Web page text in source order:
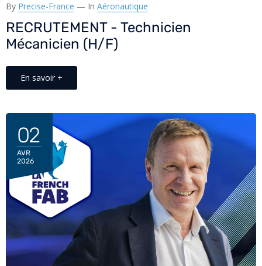
By Precise-France — In Aéronautique
RECRUTEMENT - Technicien
Mécanicien (H/F)
En savoir +
02
AVR
2026